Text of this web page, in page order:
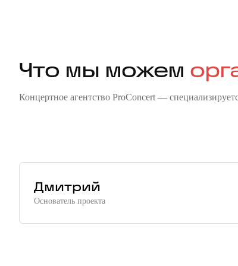
Что мы можем
Концертное агентство ProConcert —
Корпоратив
Дмитрий
Основатель проекта